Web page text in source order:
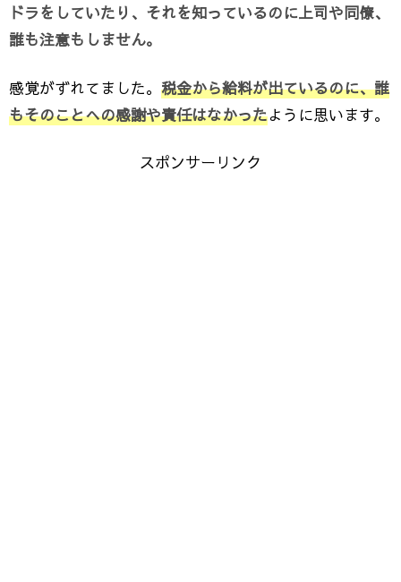
ドラをしていたり、それを知っているのに上司や同僚、
誰も注意もしません。
感覚がずれてました。 税金から給料が出ているのに、誰
もそのことへの感謝や責任はなかったように思います。
スポンサーリンク